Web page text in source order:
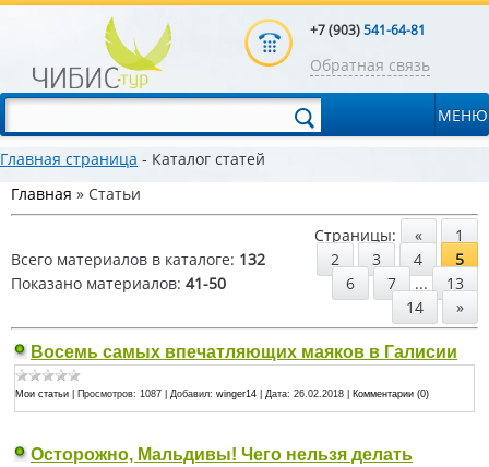
+7 (903)541-64-81
Обратная связь
МЕНЮ
Главная страница - Каталог статей
Главная » Статьи
Всего материалов в каталоге: 132
Показано материалов: 41-50
Страницы: «
1
2
3 4
5
6
7 ...
13
14
»
Восемь самых впечатляющих маяков в Галисии
Мои статьи Просмотров: 1087 Добавил: winger14 Дата: 26.02.2018 Комментарии (0)
Осторожно, Мальдивы! Чего нельзя делать